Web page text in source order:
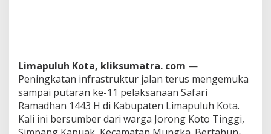
l
a
m
b
a
k
,
Limapuluh Kota, kliksumatra. com —
Peningkatan infrastruktur jalan terus mengemuka
sampai putaran ke-11 pelaksanaan Safari
Ramadhan 1443 H di Kabupaten Limapuluh Kota.
Kali ini bersumber dari warga Jorong Koto Tinggi,